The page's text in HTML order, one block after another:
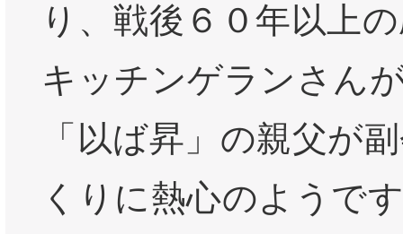
り、戦後６０年以上
キッチンゲランさん
「以ば昇」の親父が
くりに熱心のようで